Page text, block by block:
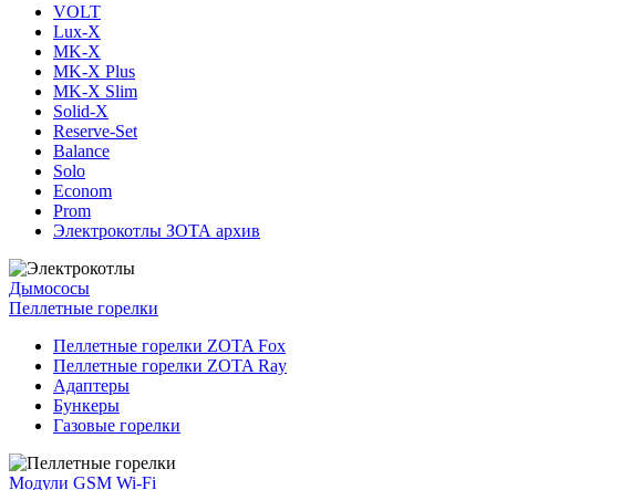
VOLT
Lux-X
MK-X
MK-X Plus
MK-X Slim
Solid-X
Reserve-Set
Balance
Solo
Econom
Prom
Электрокотлы ЗОТА архив
Дымососы
Пеллетные горелки
Пеллетные горелки ZOTA Fox
Пеллетные горелки ZOTA Ray
Адаптеры
Бункеры
Газовые горелки
Модули GSM Wi-Fi